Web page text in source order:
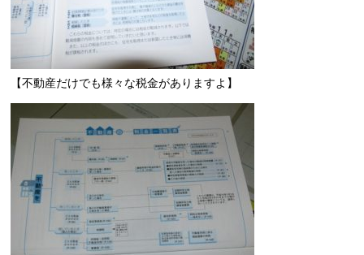
【不動産だけでも様々な税金がありますよ】